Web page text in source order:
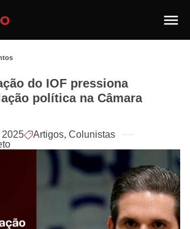
do IOF pressiona
política na Câmara
2025 Artigos, Colunistas